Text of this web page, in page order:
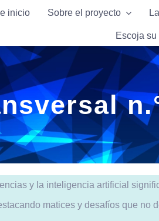
inicio Sobre el proyecto
Escoja su
inicio Sobre el proyecto
Escoja su
y la inteligencia artificial
matices y desafíos que